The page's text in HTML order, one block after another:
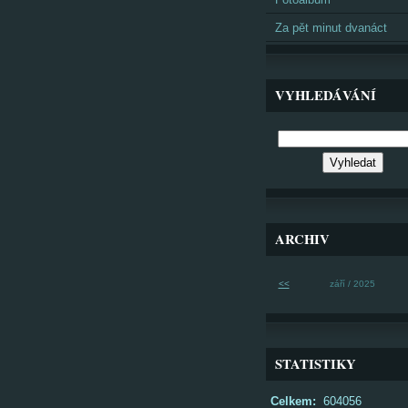
Za pět minut dvanáct
VYHLEDÁVÁNÍ
ARCHIV
<< září / 2025
STATISTIKY
Celkem: 604056